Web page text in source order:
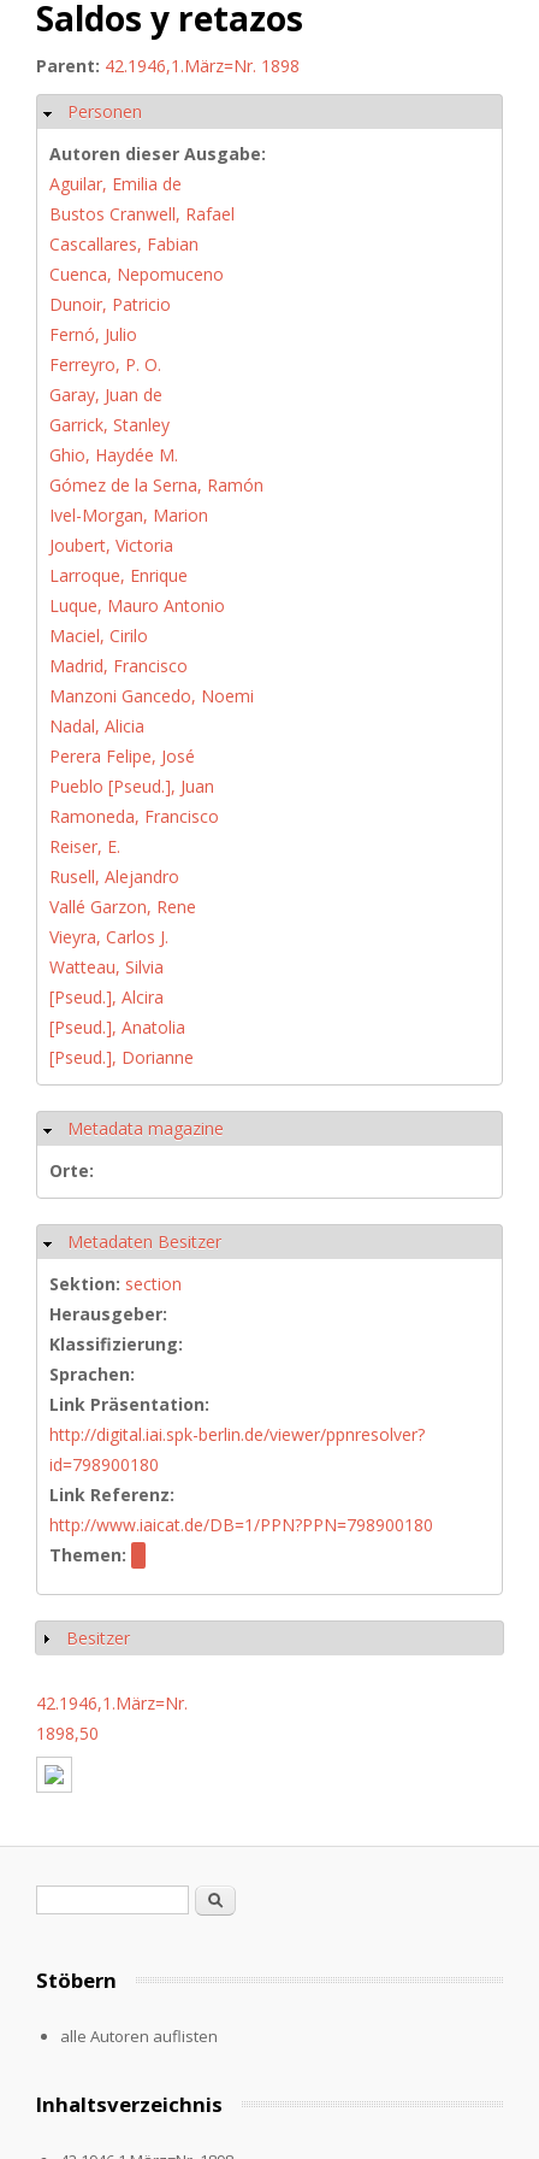
Saldos y retazos
Parent: 42.1946,1.März=Nr. 1898
Ausblenden
Personen
Autoren dieser Ausgabe:
Aguilar, Emilia de
Bustos Cranwell, Rafael
Cascallares, Fabian
Cuenca, Nepomuceno
Dunoir, Patricio
Fernó, Julio
Ferreyro, P. O.
Garay, Juan de
Garrick, Stanley
Ghio, Haydée M.
Gómez de la Serna, Ramón
Ivel-Morgan, Marion
Joubert, Victoria
Larroque, Enrique
Luque, Mauro Antonio
Maciel, Cirilo
Madrid, Francisco
Manzoni Gancedo, Noemi
Nadal, Alicia
Perera Felipe, José
Pueblo [Pseud.], Juan
Ramoneda, Francisco
Reiser, E.
Rusell, Alejandro
Vallé Garzon, Rene
Vieyra, Carlos J.
Watteau, Silvia
[Pseud.], Alcira
[Pseud.], Anatolia
[Pseud.], Dorianne
Ausblenden
Metadata magazine
Orte:
Ausblenden
Metadaten Besitzer
Sektion: section
Herausgeber:
Klassifizierung:
Sprachen:
Link Präsentation:
http://digital.iai.spk-berlin.de/viewer/ppnresolver?
id=798900180
Link Referenz:
http://www.iaicat.de/DB=1/PPN?PPN=798900180
Themen:
Anzeigen
Besitzer
42.1946,1.März=Nr.
1898,50
Suche
Stöbern
alle Autoren auflisten
Inhaltsverzeichnis